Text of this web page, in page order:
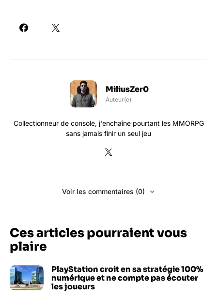
MiliusZer0
Auteur(e)
Collectionneur de console, j'enchaîne pourtant les MMORPG
sans jamais finir un seul jeu
Voir les commentaires (0)
Ces articles pourraient vous
plaire
PlayStation croit en sa stratégie 100%
numérique et ne compte pas écouter
les joueurs